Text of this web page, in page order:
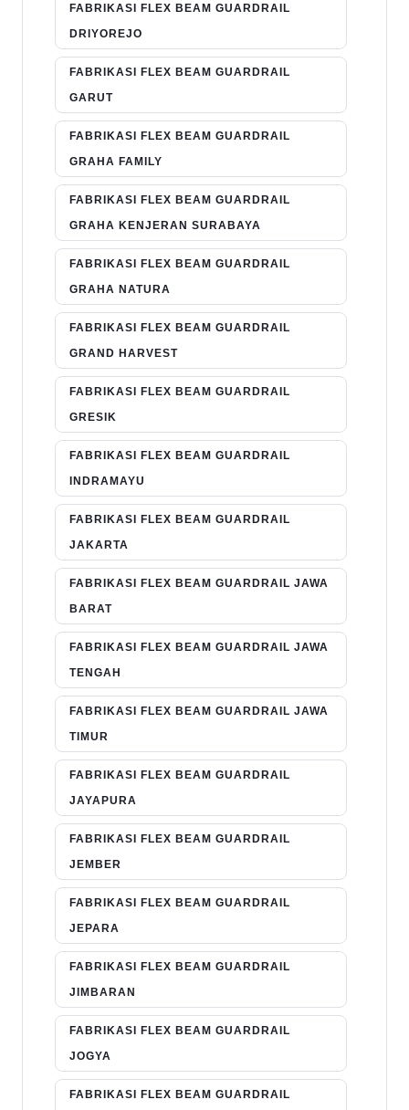
FABRIKASI FLEX BEAM GUARDRAIL
DRIYOREJO
FABRIKASI FLEX BEAM GUARDRAIL
GARUT
FABRIKASI FLEX BEAM GUARDRAIL
GRAHA FAMILY
FABRIKASI FLEX BEAM GUARDRAIL
GRAHA KENJERAN SURABAYA
FABRIKASI FLEX BEAM GUARDRAIL
GRAHA NATURA
FABRIKASI FLEX BEAM GUARDRAIL
GRAND HARVEST
FABRIKASI FLEX BEAM GUARDRAIL
GRESIK
FABRIKASI FLEX BEAM GUARDRAIL
INDRAMAYU
FABRIKASI FLEX BEAM GUARDRAIL
JAKARTA
FABRIKASI FLEX BEAM GUARDRAIL JAWA
BARAT
FABRIKASI FLEX BEAM GUARDRAIL JAWA
TENGAH
FABRIKASI FLEX BEAM GUARDRAIL JAWA
TIMUR
FABRIKASI FLEX BEAM GUARDRAIL
JAYAPURA
FABRIKASI FLEX BEAM GUARDRAIL
JEMBER
FABRIKASI FLEX BEAM GUARDRAIL
JEPARA
FABRIKASI FLEX BEAM GUARDRAIL
JIMBARAN
FABRIKASI FLEX BEAM GUARDRAIL
JOGYA
FABRIKASI FLEX BEAM GUARDRAIL